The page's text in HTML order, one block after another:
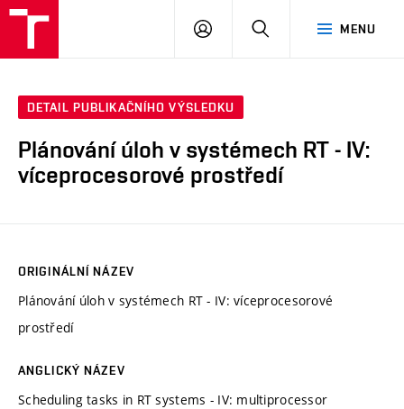
MENU
PŘIHLÁSIT
DETAIL PUBLIKAČNÍHO VÝSLEDKU
Plánování úloh v systémech RT - IV:
víceprocesorové prostředí
ORIGINÁLNÍ NÁZEV
Plánování úloh v systémech RT - IV: víceprocesorové
prostředí
ANGLICKÝ NÁZEV
Scheduling tasks in RT systems - IV: multiprocessor